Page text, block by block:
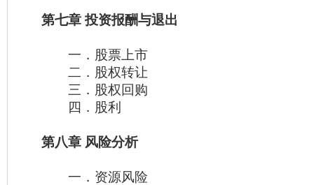
第七章 投资报酬与退出
一．股票上市
二．股权转让
三．股权回购
四．股利
第八章 风险分析
一．资源风险